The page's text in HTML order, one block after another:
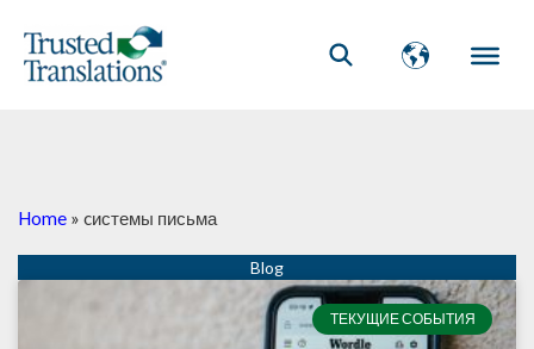
Home » cистемы письма
ТЕКУЩИЕ СОБЫТИЯ